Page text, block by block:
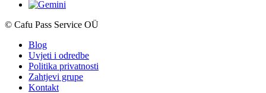
© Cafu Pass Service OÜ
Blog
Uvjeti i odredbe
Politika privatnosti
Zahtjevi grupe
Kontakt